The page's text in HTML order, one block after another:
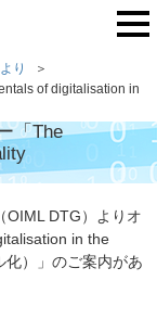
り
of digitalisation in
「The
OIML DTG）よりオ
in the
）」のご案内があ